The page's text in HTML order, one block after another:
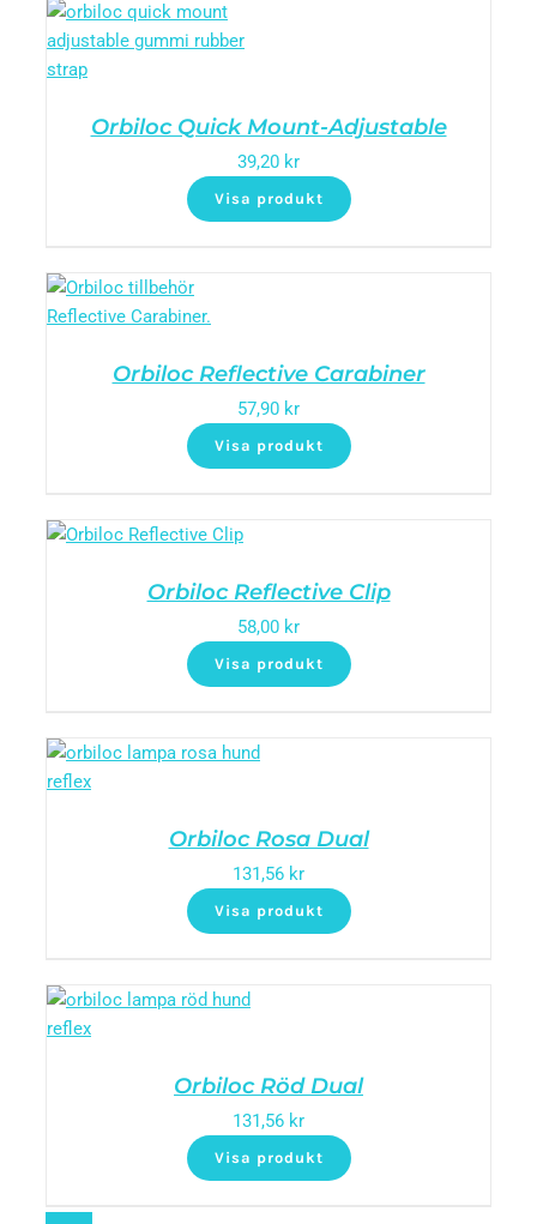
Orbiloc Quick Mount-Adjustable
39,20 kr
Visa produkt
Orbiloc Reflective Carabiner
57,90 kr
Visa produkt
Orbiloc Reflective Clip
58,00 kr
Visa produkt
Orbiloc Rosa Dual
131,56 kr
Visa produkt
Orbiloc Röd Dual
131,56 kr
Visa produkt